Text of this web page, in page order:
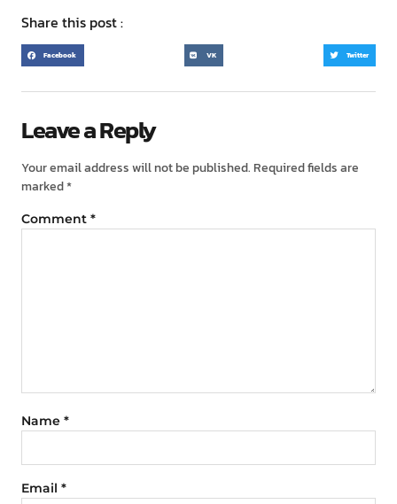
Share this post :
Facebook VK Twitter
Leave a Reply
Your email address will not be published. Required fields are
marked*
Comment *
Name *
Email *